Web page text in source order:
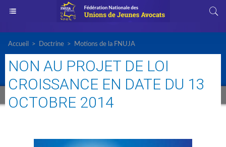
Accueil > Doctrine > Motions de la FNUJA
NON AU PROJET DE LOI
CROISSANCE EN DATE DU 13
OCTOBRE 2014